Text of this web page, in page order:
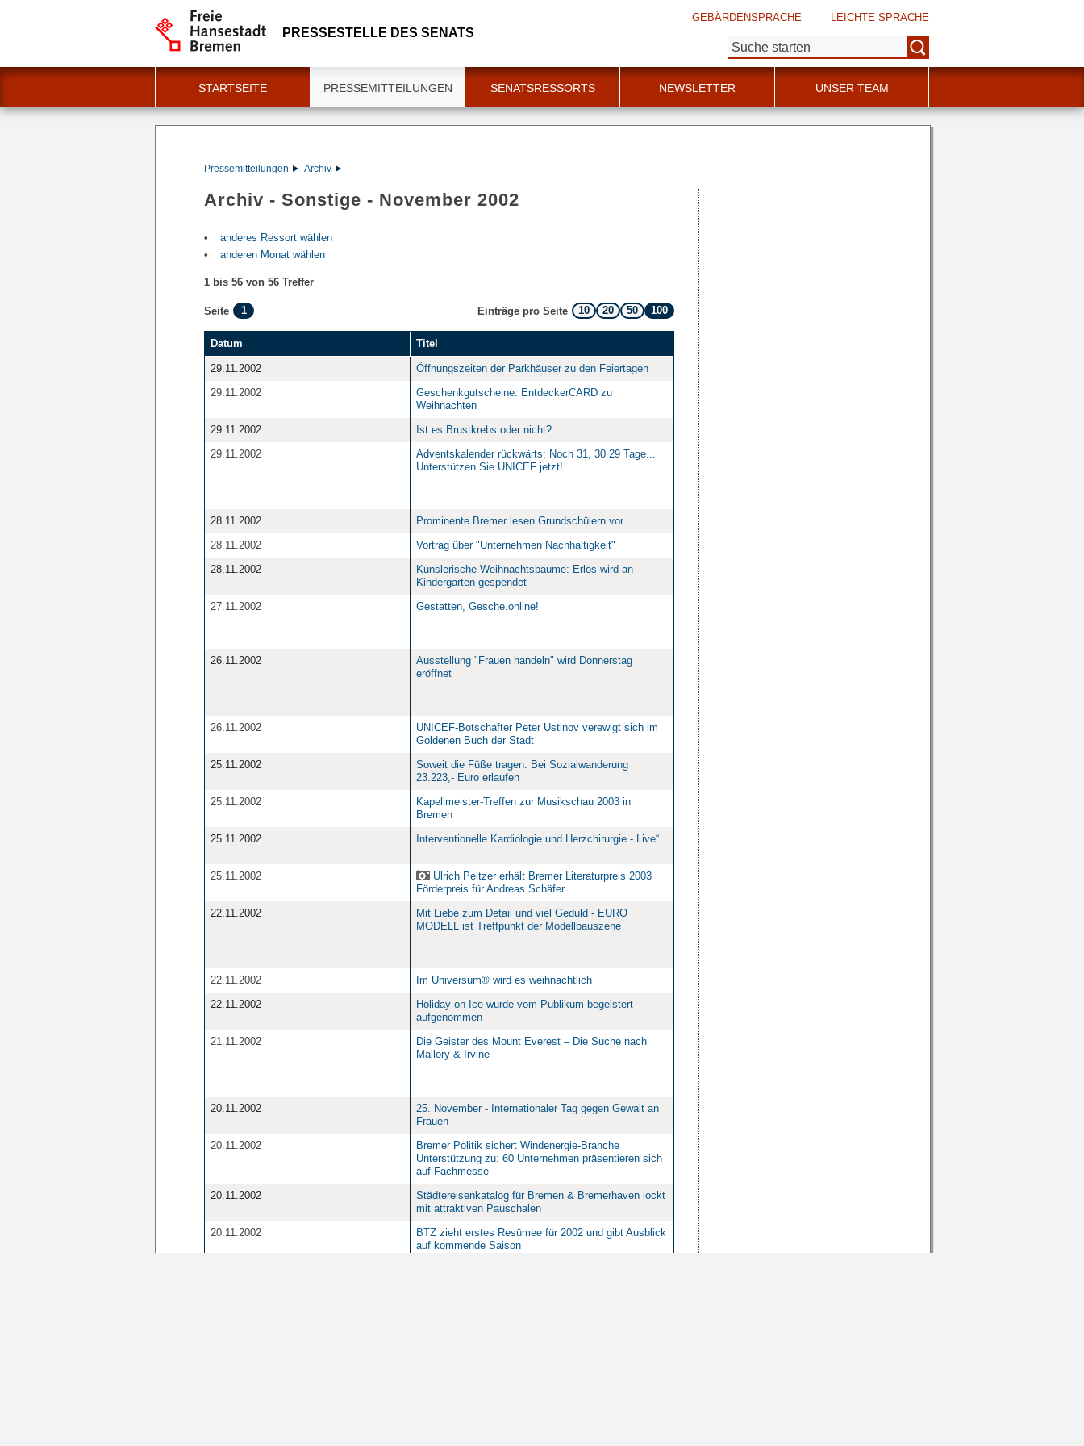
PRESSESTELLE DES SENATS
GEBÄRDENSPRACHE LEICHTE SPRACHE
Suche:
STARTSEITE PRESSEMITTEILUNGEN SENATSRESSORTS NEWSLETTER UNSER TEAM
Pressemitteilungen Archiv
Archiv - Sonstige - November 2002
anderes Ressort wählen
anderen Monat wählen
1 bis 56 von 56 Treffer
Seite 1 Einträge pro Seite 10 20 50 100
Datum Titel
29.11.2002
Öffnungszeiten der Parkhäuser zu den Feiertagen
29.11.2002
Geschenkgutscheine: EntdeckerCARD zu
Weihnachten
29.11.2002
Ist es Brustkrebs oder nicht?
29.11.2002
Adventskalender rückwärts: Noch 31, 30 29 Tage...
Unterstützen Sie UNICEF jetzt!
28.11.2002
Prominente Bremer lesen Grundschülern vor
28.11.2002
Vortrag über "Unternehmen Nachhaltigkeit"
28.11.2002
Künslerische Weihnachtsbäume: Erlös wird an
Kindergarten gespendet
27.11.2002
Gestatten, Gesche.online!
26.11.2002
Ausstellung "Frauen handeln" wird Donnerstag
eröffnet
26.11.2002
UNICEF-Botschafter Peter Ustinov verewigt sich im
Goldenen Buch der Stadt
25.11.2002
Soweit die Füße tragen: Bei Sozialwanderung
23.223,- Euro erlaufen
25.11.2002
Kapellmeister-Treffen zur Musikschau 2003 in
Bremen
25.11.2002
Interventionelle Kardiologie und Herzchirurgie - Live“
25.11.2002
Ulrich Peltzer erhält Bremer Literaturpreis 2003
Förderpreis für Andreas Schäfer
22.11.2002
Mit Liebe zum Detail und viel Geduld - EURO
MODELL ist Treffpunkt der Modellbauszene
22.11.2002
Im Universum® wird es weihnachtlich
22.11.2002
Holiday on Ice wurde vom Publikum begeistert
aufgenommen
21.11.2002
Die Geister des Mount Everest – Die Suche nach
Mallory & Irvine
20.11.2002
25. November - Internationaler Tag gegen Gewalt an
Frauen
20.11.2002
Bremer Politik sichert Windenergie-Branche
Unterstützung zu: 60 Unternehmen präsentieren sich
auf Fachmesse
20.11.2002
Städtereisenkatalog für Bremen & Bremerhaven lockt
mit attraktiven Pauschalen
20.11.2002
BTZ zieht erstes Resümee für 2002 und gibt Ausblick
auf kommende Saison